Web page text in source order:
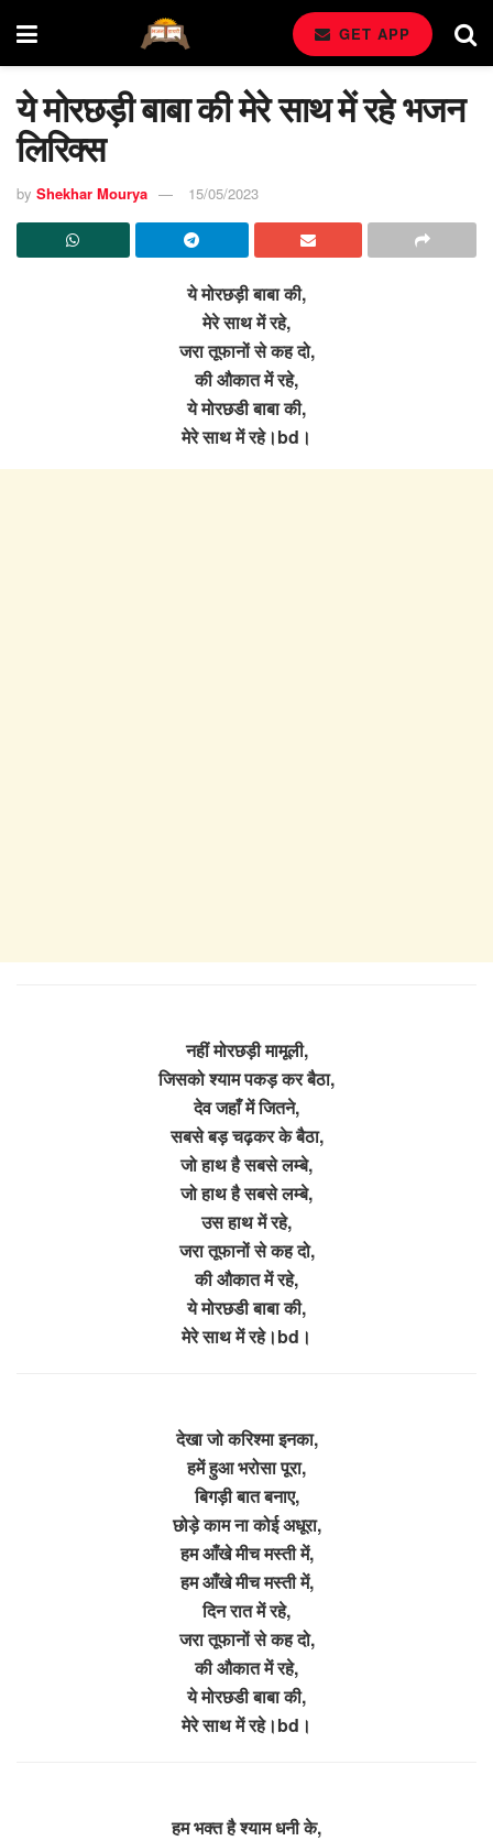
GET APP
ये मोरछड़ी बाबा की मेरे साथ में रहे भजन
लिरिक्स
by Shekhar Mourya 15/05/2023
ये मोरछड़ी बाबा की,
मेरे साथ में रहे,
जरा तूफानों से कह दो,
की औकात में रहे,
ये मोरछडी बाबा की,
मेरे साथ में रहे।bd।
नहीं मोरछड़ी मामूली,
जिसको श्याम पकड़ कर बैठा,
देव जहाँ में जितने,
सबसे बड़ चढ़कर के बैठा,
जो हाथ है सबसे लम्बे,
जो हाथ है सबसे लम्बे,
उस हाथ में रहे,
जरा तूफानों से कह दो,
की औकात में रहे,
ये मोरछडी बाबा की,
मेरे साथ में रहे।bd।
देखा जो करिश्मा इनका,
हमें हुआ भरोसा पूरा,
बिगड़ी बात बनाए,
छोड़े काम ना कोई अधूरा,
हम आँखे मीच मस्ती में,
हम आँखे मीच मस्ती में,
दिन रात में रहे,
जरा तूफानों से कह दो,
की औकात में रहे,
ये मोरछडी बाबा की,
मेरे साथ में रहे।bd।
हम भक्त है श्याम धनी के,